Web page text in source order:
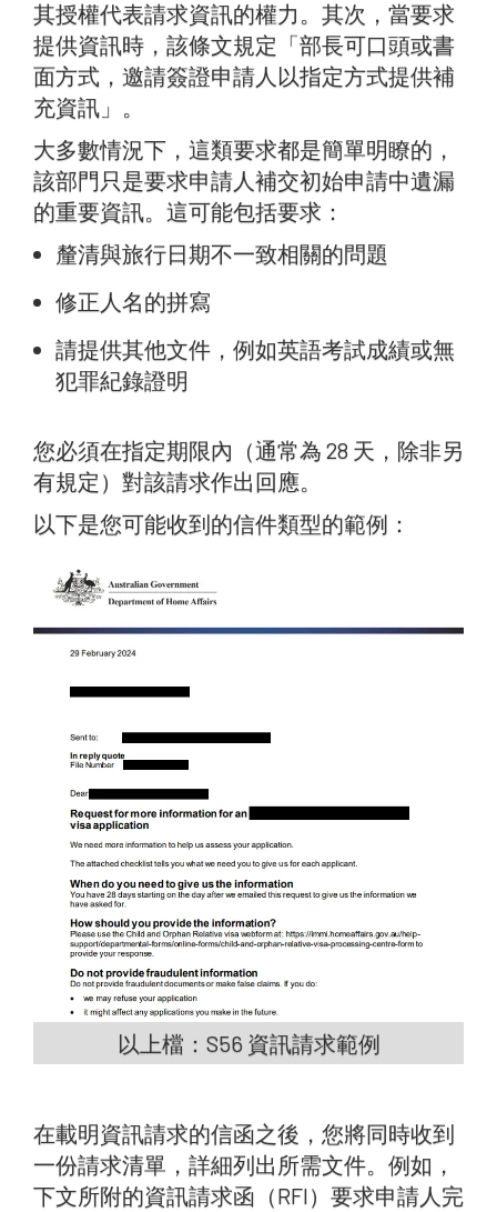
其授權代表請求資訊的權力。其次，當要求
提供資訊時，該條文規定「部長可口頭或書
面方式，邀請簽證申請人以指定方式提供補
充資訊」。
大多數情況下，這類要求都是簡單明瞭的，
該部門只是要求申請人補交初始申請中遺漏
的重要資訊。這可能包括要求：
釐清與旅行日期不一致相關的問題
修正人名的拼寫
請提供其他文件，例如英語考試成績或無
犯罪紀錄證明
您必須在指定期限內（通常為 28 天，除非另
有規定）對該請求作出回應。
以下是您可能收到的信件類型的範例：
以上檔：S56 資訊請求範例
在載明資訊請求的信函之後，您將同時收到
一份請求清單，詳細列出所需文件。例如，
下文所附的資訊請求函（RFI）要求申請人完